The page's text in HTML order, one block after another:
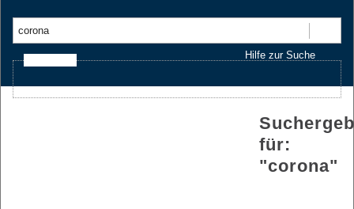
Hilfe zur Suche
für:
"corona"